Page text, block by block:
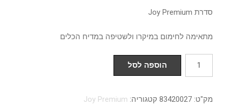
סדרת Joy Premium
מתאימה לחימום במיקרו ולשטיפה במדיח הכלים
כמות
של
שטוחה
הוספה לסל
מק"ט: 83420027 קטגוריה: Joy Premium